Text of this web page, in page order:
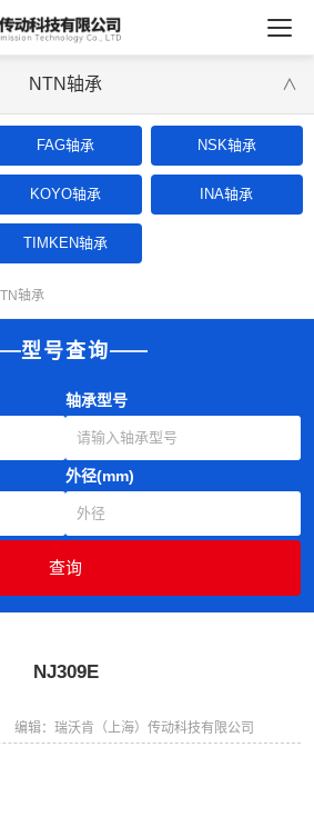
NTN轴承 ∨
FAG轴承 NSK轴承
KOYO轴承 INA轴承
TIMKEN轴承
轴承
型号查询
轴承型号
外径(mm)
NJ309E
编辑：瑞沃肯（上海）传动科技有限公司